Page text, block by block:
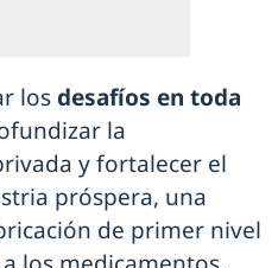
los desafíos en toda
la
y fortalecer el
próspera, una
de primer nivel